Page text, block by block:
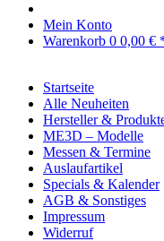
Mein Konto
Warenkorb 0 0,00 €
Startseite
Alle Neuheiten
Hersteller &
ME3D – Modelle
Messen & Termine
Auslaufartikel
Specials & Kalender
AGB & Sonstiges
Impressum
Widerruf